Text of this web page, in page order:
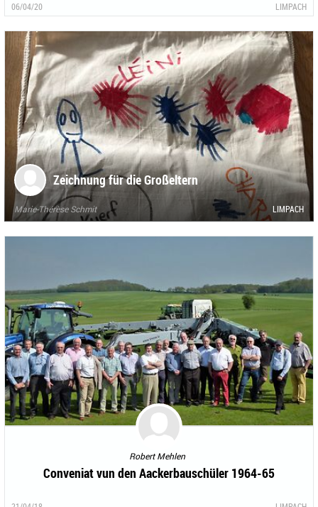
06/04/20 LIMPACH
Zeichnung für die Großeltern
Marie-Thérèse Schmit LIMPACH
Robert Mehlen
Conveniat vun den Aackerbauschüler 1964-65